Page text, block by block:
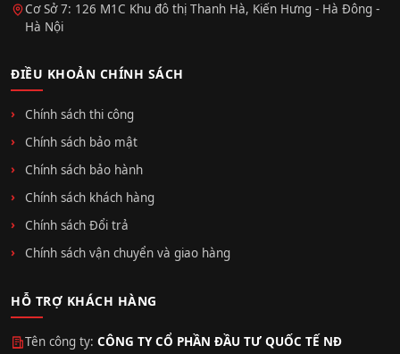
Cơ Sở 7: 126 M1C Khu đô thị Thanh Hà, Kiến Hưng - Hà Đông -
Hà Nội
ĐIỀU KHOẢN CHÍNH SÁCH
Chính sách thi công
Chính sách bảo mật
Chính sách bảo hành
Chính sách khách hàng
Chính sách Đổi trả
Chính sách vận chuyển và giao hàng
HỖ TRỢ KHÁCH HÀNG
Tên công ty: CÔNG TY CỔ PHẦN ĐẦU TƯ QUỐC TẾ NĐ